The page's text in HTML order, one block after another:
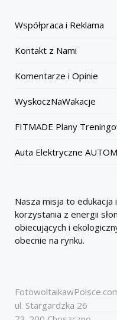
Współpraca i Reklama
Kontakt z Nami
Komentarze i Opinie
WyskoczNaWakacje
FITMADE Plany
Auta Elektryczne
Nasza misja to
korzystania z energii
obiecujących i
obecnie na rynku.
ul. Stargardzka 26